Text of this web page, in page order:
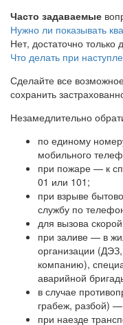
Часто задаваемые
Нужно ли показывать
Нет, достаточно
Что делать при
Сделайте все
сохранить
Незамедлительно
по единому
мобильного
при пожаре — к
01 или 101;
при взрыве
службу по
для вызова
при заливе — в
организации
компанию),
аварийной
в случае
грабеж, разбой)
при наезде